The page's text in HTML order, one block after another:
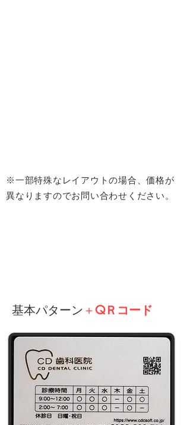
※一部特殊なレイアウトの場合、価格が
異なりますのでお問い合わせください。
基本パターン ＋QＲコード